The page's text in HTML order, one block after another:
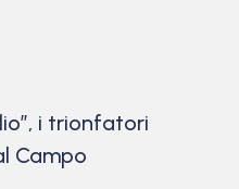
i trionfatori
Campo